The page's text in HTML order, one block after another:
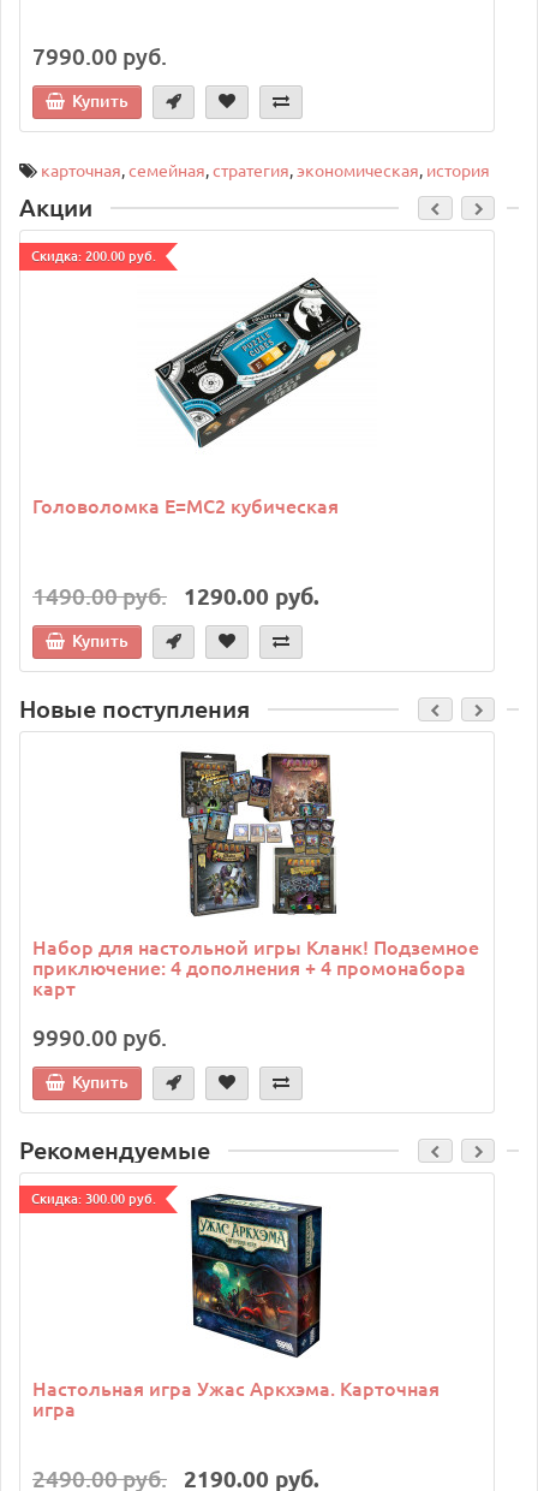
7990.00 руб.
Купить
карточная,семейная,стратегия, экономическая, история
Акции
Cкидка: 200.00 руб.
Головоломка E=MC2 кубическая
1490.00 руб. 1290.00 руб.
Купить
Новые поступления
Набор для настольной игры Кланк! Подземное
приключение: 4 дополнения + 4 промонабора
карт
9990.00 руб.
Купить
Рекомендуемые
Cкидка: 300.00 руб.
Настольная игра Ужас Аркхэма. Карточная
игра
2490.00 руб. 2190.00 руб.